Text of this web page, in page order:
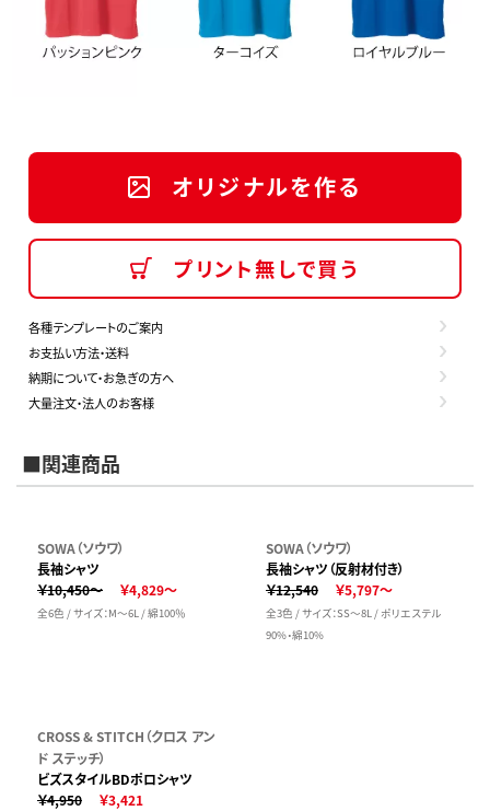
オリジナルを作る
プリント無しで買う
各種テンプレートのご案内
お支払い方法・送料
納期について・お急ぎの方へ
大量注文・法人のお客様
■関連商品
SOWA（ソウワ）
長袖シャツ
￥10,450～
￥4,829～
全6色 / サイズ：M～6L / 綿100％
SOWA（ソウワ）
長袖シャツ（反射材付き）
￥12,540
￥5,797～
全3色 / サイズ：SS～8L / ポリエステル
90%・綿10%
CROSS & STITCH（クロス アン
ド ステッチ）
ビズスタイルBDポロシャツ
￥4,950
￥3,421